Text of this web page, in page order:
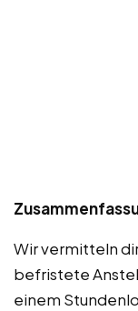
Wir vermitteln
befristete
einem